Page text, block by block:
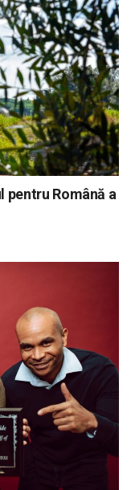
pentru Română a